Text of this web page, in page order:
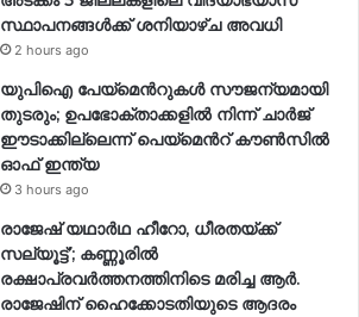
സ്ഥാപനങ്ങള്‍ക്ക് ശനിയാഴ്ച അവധി
2 hours ago
യുപിഐ പേയ്മെന്‍റുകൾ സൗജന്യമായി
തുടരും; ഉപഭോക്താക്കളിൽ നിന്ന് ചാർജ്
ഈടാക്കില്ലെന്ന് പെയ്മെന്‍റ് കൗൺസിൽ
ഓഫ് ഇന്ത്യ
3 hours ago
രാജേഷ് യഥാര്‍ഥ ഹീറോ, ധീരതയ്ക്ക്
സല്യൂട്ട്’; കണ്ണൂരിൽ
രക്ഷാപ്രവര്‍ത്തനത്തിനിടെ മരിച്ച ആര്‍.
രാജേഷിന് ഹൈക്കോടതിയുടെ ആദരം